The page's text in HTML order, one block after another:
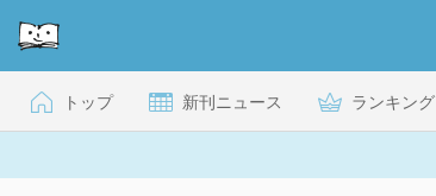
トップ 新刊ニュース ランキング